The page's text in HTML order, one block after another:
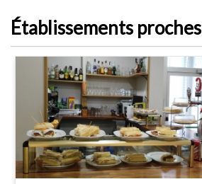
Établissements proches